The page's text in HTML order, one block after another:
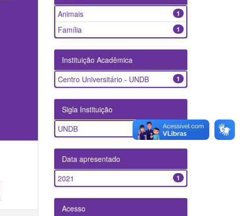
1
Animais
1
Família
Instituição Acadêmica
1
Centro Universitário - UNDB
Sigla Instituição
1
UNDB
Data apresentado
1
2021
Acesso